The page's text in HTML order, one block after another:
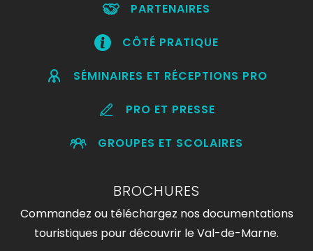
PARTENAIRES
CÔTÉ PRATIQUE
SÉMINAIRES ET RÉCEPTIONS PRO
PRO ET PRESSE
GROUPES ET SCOLAIRES
BROCHURES
Commandez ou téléchargez nos documentations
touristiques pour découvrir le Val-de-Marne.